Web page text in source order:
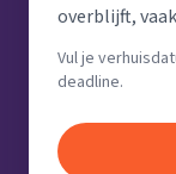
overblijft,
Vul je
deadline.